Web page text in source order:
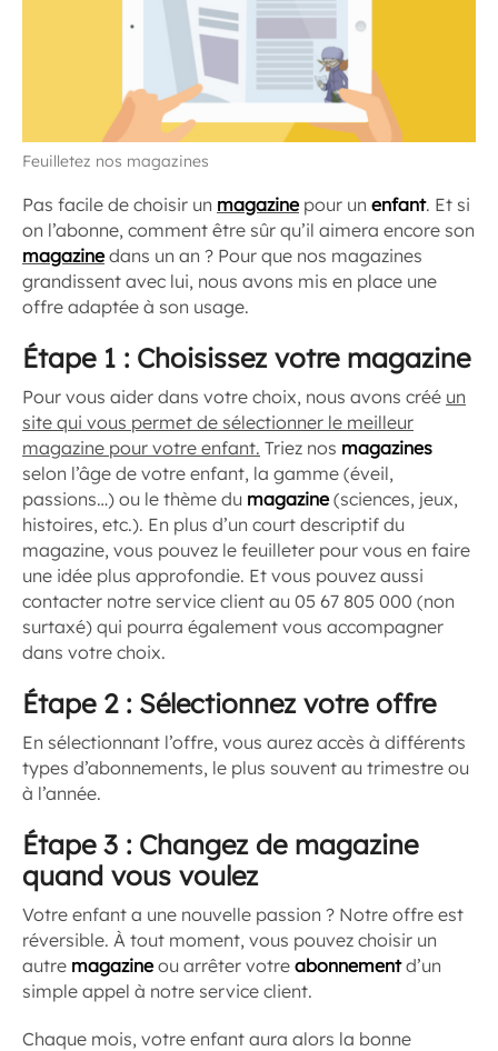
Feuilletez nos magazines
Pas facile de choisir un magazinepour un enfant. Et si
on l’abonne, comment être sûr qu’il aimera encore son
magazinedans un an ? Pour que nos magazines
grandissent avec lui, nous avons mis en place une
offre adaptée à son usage.
Étape 1 : Choisissez votre magazine
Pour vous aider dans votre choix, nous avons créé un
site qui vous permet de sélectionner le meilleur
magazine pour votre enfant. Triez nos magazines
selon l’âge de votre enfant, la gamme (éveil,
passions…) ou le thème du magazine(sciences, jeux,
histoires, etc.). En plus d’un court descriptif du
magazine, vous pouvez le feuilleter pour vous en faire
une idée plus approfondie. Et vous pouvez aussi
contacter notre service client au 05 67 805 000 (non
surtaxé) qui pourra également vous accompagner
dans votre choix.
Étape 2 : Sélectionnez votre offre
En sélectionnant l’offre, vous aurez accès à différents
types d’abonnements, le plus souvent au trimestre ou
à l’année.
Étape 3 : Changez de magazine
quand vous voulez
Votre enfant a une nouvelle passion ? Notre offre est
réversible. À tout moment, vous pouvez choisir un
autre magazineou arrêter votre abonnementd’un
simple appel à notre service client.
Chaque mois, votre enfant aura alors la bonne